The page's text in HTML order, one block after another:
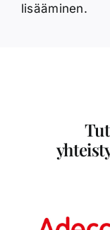
lisääminen.